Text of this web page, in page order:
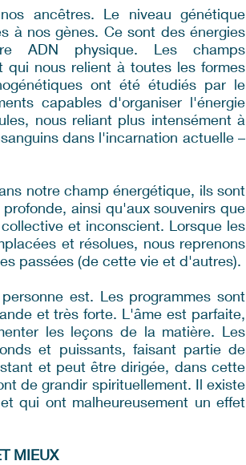
ancêtres. Le niveau génétique
à nos gènes. Ce sont des énergies
ADN physique. Les champs
qui nous relient à toutes les formes
ont été étudiés par le
capables d'organiser l'énergie
nous reliant plus intensément à
dans l'incarnation actuelle –
notre champ énergétique, ils sont
ainsi qu'aux souvenirs que
et inconscient. Lorsque les
et résolues, nous reprenons
passées (de cette vie et d'autres).
est. Les programmes sont
et très forte. L'âme est parfaite,
les leçons de la matière. Les
et puissants, faisant partie de
et peut être dirigée, dans cette
de grandir spirituellement. Il existe
qui ont malheureusement un effet
MIEUX